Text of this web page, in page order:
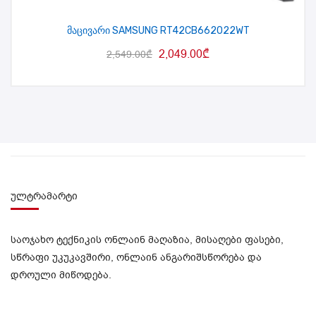
მაცივარი SAMSUNG RT42CB662022WT
2,549.00₾ 2,049.00₾
ულტრამარტი
საოჯახო ტექნიკის ონლაინ მაღაზია, მისაღები ფასები,
სწრაფი უკუკავშირი, ონლაინ ანგარიშსწორება და
დროული მიწოდება.